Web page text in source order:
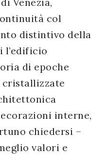
col
distintivo della
l’edificio
di epoche
cristallizzate
interne,
chiedersi –
valori e